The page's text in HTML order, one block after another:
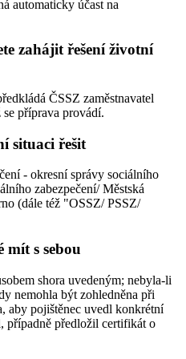
automaticky účast na
zahájit řešení životní
ČSSZ zaměstnavatel
příprava provádí.
situaci řešit
- okresní správy sociálního
zabezpečení/ Městská
(dále též "OSSZ/ PSSZ/
mít s sebou
shora uvedeným; nebyla-li
nemohla být zohledněna při
aby pojištěnec uvedl konkrétní
případně předložil certifikát o